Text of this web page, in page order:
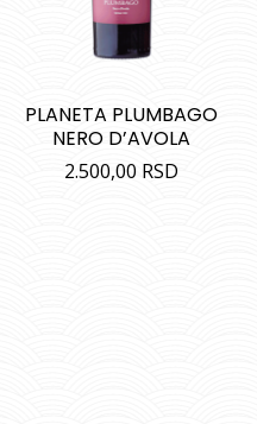
PLANETA PLUMBAGO
NERO D’AVOLA
2.500,00 RSD